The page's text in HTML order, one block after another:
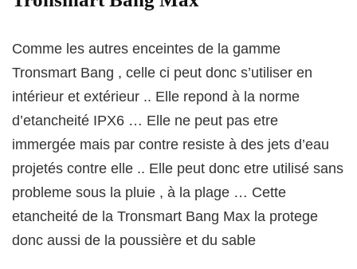
Comme les autres enceintes de la gamme
Tronsmart Bang , celle ci peut donc s’utiliser en
intérieur et extérieur .. Elle repond à la norme
d’etancheité IPX6 … Elle ne peut pas etre
immergée mais par contre resiste à des jets d’eau
projetés contre elle .. Elle peut donc etre utilisé sans
probleme sous la pluie , à la plage … Cette
etancheité de la Tronsmart Bang Max la protege
donc aussi de la poussière et du sable